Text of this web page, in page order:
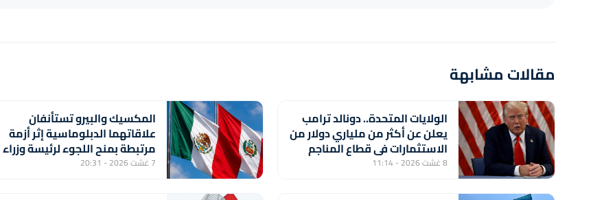
مقالات مشابهة
الولايات المتحدة.. دونالد ترامب
يعلن عن أكثر من ملياري دولار من
الاستثمارات في قطاع المناجم
8 غشت 2026 - 11:14
المكسيك والبيرو تستأنفان
علاقاتهما الدبلوماسية إثر أزمة
مرتبطة بمنح اللجوء لرئيسة وزراء
بيروفية سابقة
7 غشت 2026 - 20:31